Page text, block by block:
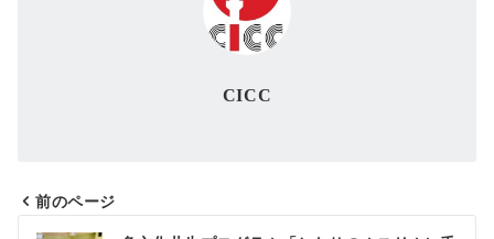
CICC
投
前のページ